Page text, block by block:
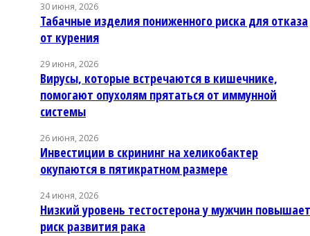
30 июня, 2026
Табачные изделия пониженного риска для отказа
от курения
29 июня, 2026
Вирусы, которые встречаются в кишечнике,
помогают опухолям прятаться от иммунной
системы
26 июня, 2026
Инвестиции в скрининг на хеликобактер
окупаются в пятикратном размере
24 июня, 2026
Низкий уровень тестостерона у мужчин повышает
риск развития рака